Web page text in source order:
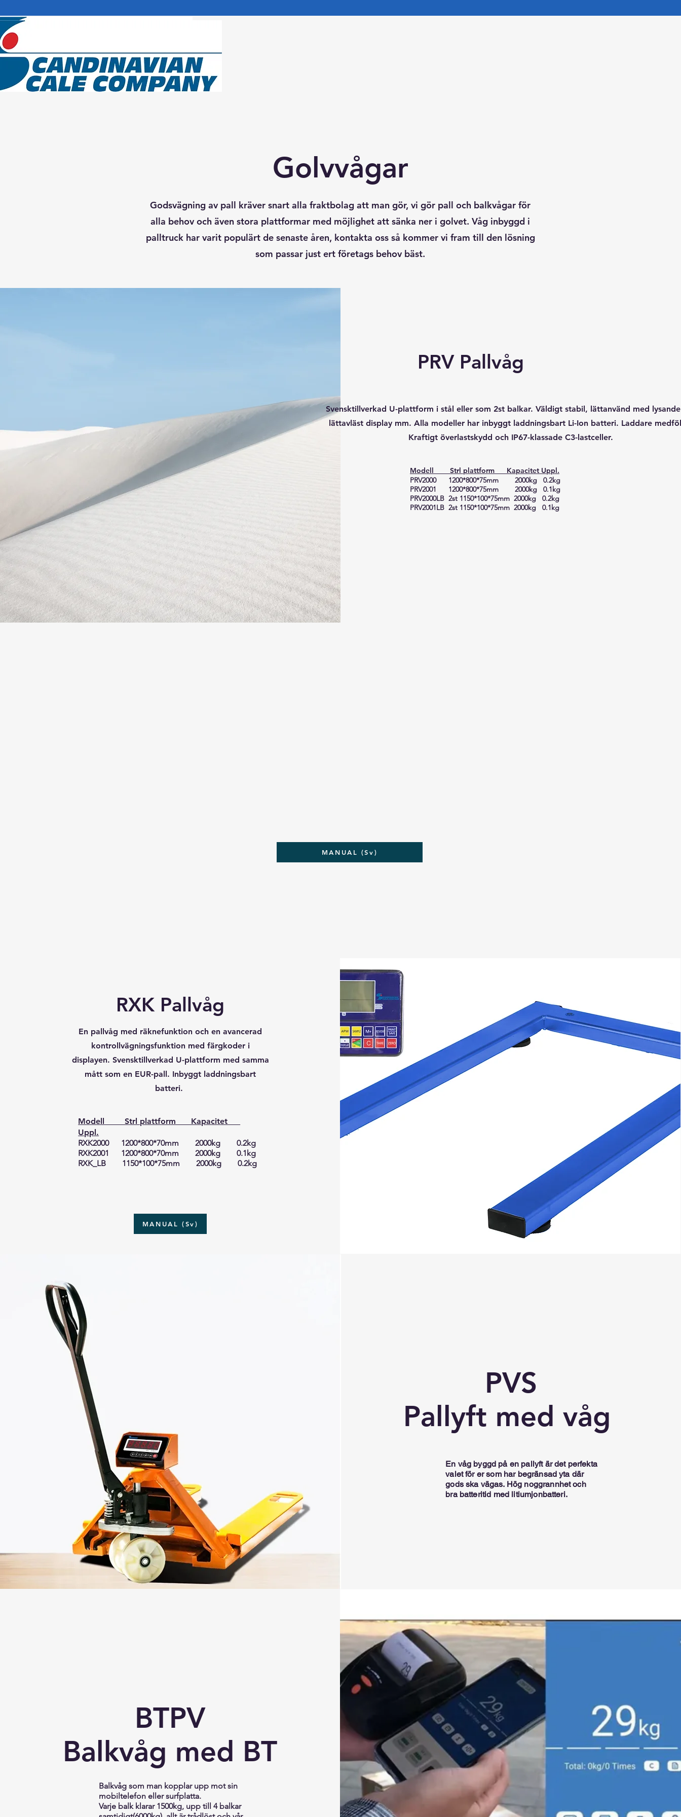
Golvvågar
Godsvägning av pall kräver snart alla fraktbolag att man gör, vi gör pall och balkvågar för
alla behov och även stora plattformar med möjlighet att sänka ner i golvet. Våg inbyggd i
palltruck har varit populärt de senaste åren, kontakta oss så kommer vi fram till den lösning
som passar just ert företags behov bäst.
PRV Pallvåg
Svensktillverkad U-plattform i stål eller som 2st balkar. Väldigt stabil, lättanvänd med
lättavläst display mm. Alla modeller har inbyggt laddningsbart Li-Ion batteri. Laddare
Kraftigt överlastskydd och IP67-klassade C3-lastceller.
Modell Strl plattform Kapacitet Uppl.
PRV2000 1200*800*75mm 2000kg 0.2kg
PRV2001 1200*800*75mm 2000kg 0.1kg
PRV2000LB 2st 1150*100*75mm 2000kg 0.2kg
PRV2001LB 2st 1150*100*75mm 2000kg 0.1kg
MANUAL (Sv)
RXK Pallvåg
En pallvåg med räknefunktion och en avancerad
kontrollvägningsfunktion med färgkoder i
displayen. Svensktillverkad U-plattform med samma
mått som en EUR-pall. Inbyggt laddningsbart
batteri.
Modell Strl plattform Kapacitet
Uppl.
RXK20001200*800*70mm 2000kg 0.2kg
RXK2001 1200*800*70mm 2000kg 0.1kg
RXK_LB 1150*100*75mm 2000kg 0.2kg
MANUAL (Sv)
PVS
Pallyft med våg
En våg byggd på en pallyft är det perfekta
valet för er som har begränsad yta där
gods ska vägas. Hög noggrannhet och
bra batteritid med litiumjonbatteri.
BTPV
Balkvåg med BT
Balkvåg som man kopplar upp mot sin
mobiltelefon eller surfplatta.
Varje balk klarar 1500kg, upp till 4 balkar